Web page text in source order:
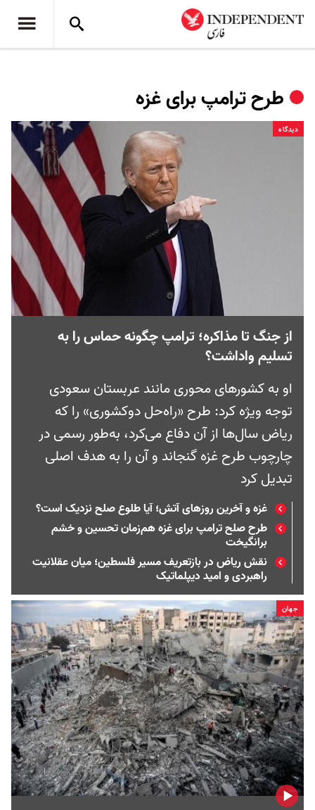
طرح ترامپ برای غزه
دیدگاه
از جنگ تا مذاکره؛ ترامپ چگونه حماس را به
تسلیم واداشت؟
او به کشورهای محوری مانند عربستان سعودی
توجه ویژه کرد: طرح «راه‌حل دوکشوری» را که
ریاض سال‌ها از آن دفاع می‌کرد، به‌طور رسمی در
چارچوب طرح غزه گنجاند و آن را به هدف اصلی
تبدیل کرد
غزه و آخرین روزهای آتش؛ آیا طلوع صلح نزدیک است؟
طرح صلح ترامپ برای غزه هم‌زمان تحسین و خشم
برانگیخت
نقش ریاض در بازتعریف مسیر فلسطین؛ میان عقلانیت
راهبردی و امید دیپلماتیک
جهان